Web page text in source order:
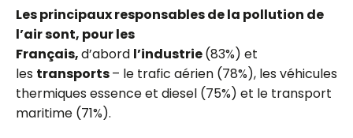
Les principaux responsables de la pollution de
l’air sont, pour les
Français,d’abord l’industrie(83%) et
les transports– le trafic aérien (78%), les véhicules
thermiques essence et diesel (75%) et le transport
maritime (71%).